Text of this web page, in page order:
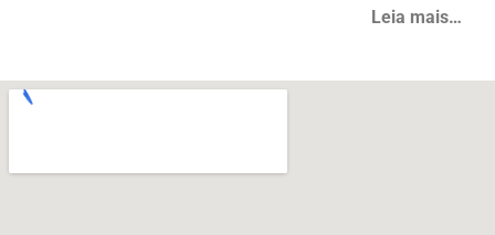
Leia mais…